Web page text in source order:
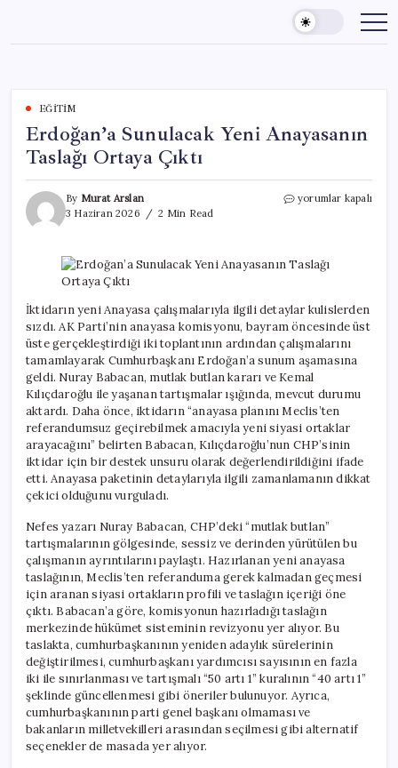
content
EĞITIM
Erdoğan’a Sunulacak Yeni Anayasanın
Taslağı Ortaya Çıktı
By Murat Arslan
3 Haziran 2026
2 Min Read
Erdoğan’a
Taslağı
Ortaya
için
yorumlar kapalı
İktidarın yeni Anayasa çalışmalarıyla ilgili detaylar kulislerden
sızdı. AK Parti’nin anayasa komisyonu, bayram öncesinde üst
üste gerçekleştirdiği iki toplantının ardından çalışmalarını
tamamlayarak Cumhurbaşkanı Erdoğan’a sunum aşamasına
geldi. Nuray Babacan, mutlak butlan kararı ve Kemal
Kılıçdaroğlu ile yaşanan tartışmalar ışığında, mevcut durumu
aktardı. Daha önce, iktidarın “anayasa planını Meclis’ten
referandumsuz geçirebilmek amacıyla yeni siyasi ortaklar
arayacağını” belirten Babacan, Kılıçdaroğlu’nun CHP’sinin
iktidar için bir destek unsuru olarak değerlendirildiğini ifade
etti. Anayasa paketinin detaylarıyla ilgili zamanlamanın dikkat
çekici olduğunu vurguladı.
Nefes yazarı Nuray Babacan, CHP’deki “mutlak butlan”
tartışmalarının gölgesinde, sessiz ve derinden yürütülen bu
çalışmanın ayrıntılarını paylaştı. Hazırlanan yeni anayasa
taslağının, Meclis’ten referanduma gerek kalmadan geçmesi
için aranan siyasi ortakların profili ve taslağın içeriği öne
çıktı. Babacan’a göre, komisyonun hazırladığı taslağın
merkezinde hükümet sisteminin revizyonu yer alıyor. Bu
taslakta, cumhurbaşkanının yeniden adaylık sürelerinin
değiştirilmesi, cumhurbaşkanı yardımcısı sayısının en fazla
iki ile sınırlanması ve tartışmalı “50 artı 1” kuralının “40 artı 1”
şeklinde güncellenmesi gibi öneriler bulunuyor. Ayrıca,
cumhurbaşkanının parti genel başkanı olmaması ve
bakanların milletvekilleri arasından seçilmesi gibi alternatif
seçenekler de masada yer alıyor.